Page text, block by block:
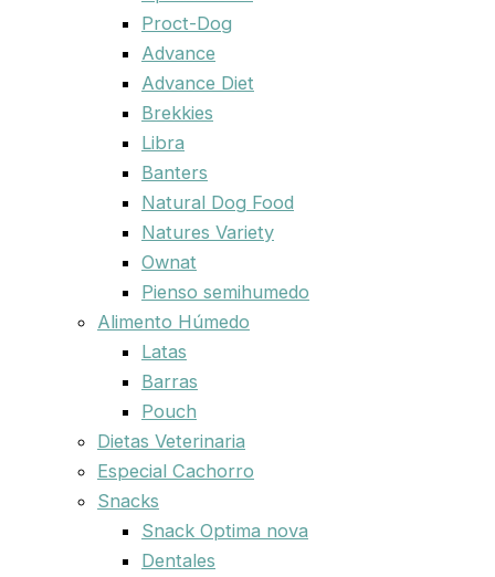
Proct-Dog
Advance
Advance Diet
Brekkies
Libra
Banters
Natural Dog Food
Natures Variety
Ownat
Pienso semihumedo
Alimento Húmedo
Latas
Barras
Pouch
Dietas Veterinaria
Especial Cachorro
Snacks
Snack Optima nova
Dentales